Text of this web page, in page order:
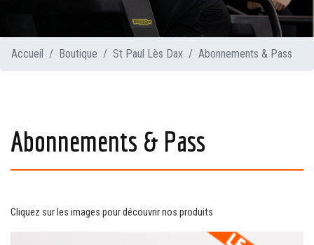
Accueil Boutique St Paul Lès Dax Abonnements & Pass
Abonnements & Pass
Cliquez sur les images pour découvrir nos produits